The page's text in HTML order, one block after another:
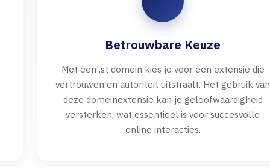
Betrouwbare Keuze
Met een .st domein kies je voor een extensie die
vertrouwen en autoriteit uitstraalt. Het gebruik van
deze domeinextensie kan je geloofwaardigheid
versterken, wat essentieel is voor succesvolle
online interacties.